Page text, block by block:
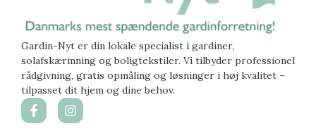
Gardin-Nyt er din lokale specialist i gardiner,
solafskærmning og boligtekstiler. Vi tilbyder professionel
rådgivning, gratis opmåling og løsninger i høj kvalitet –
tilpasset dit hjem og dine behov.